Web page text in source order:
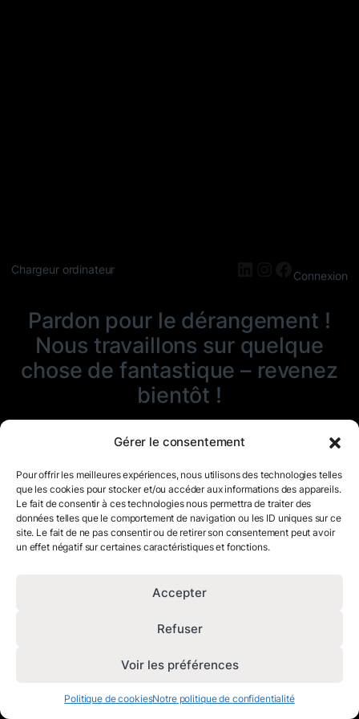
Gérer le consentement
Pour offrir les meilleures expériences, nous utilisons des technologies telles
que les cookies pour stocker et/ou accéder aux informations des appareils.
Le fait de consentir à ces technologies nous permettra de traiter des
données telles que le comportement de navigation ou les ID uniques sur ce
site. Le fait de ne pas consentir ou de retirer son consentement peut avoir
un effet négatif sur certaines caractéristiques et fonctions.
Accepter
Refuser
Voir les préférences
Politique de cookiesNotre politique de confidentialité
Chargeur ordinateur LinkedIn
Instagram
Connexion
Pardon pour le dérangement !
Nous travaillons sur quelque
chose de fantastique – revenez
bientôt !